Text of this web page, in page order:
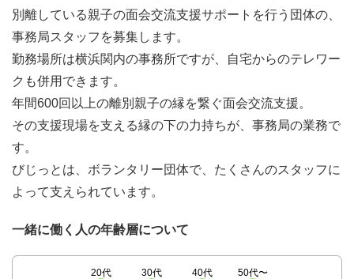
別離している親子の面会交流支援サポートを行う団体の、
事務局スタッフを募集します。
勤務場所は横浜関内の事務所ですが、自宅からのテレワー
クも併用できます。
年間600回以上の離別親子の縁を繋ぐ面会交流支援。
その支援現場を支える縁の下の力持ちが、事務局の業務で
す。
びじっとは、ボランタリー団体で、たくさんのスタッフに
よって支えられています。
一緒に働く人の年齢層について
20代 30代 40代 50代〜